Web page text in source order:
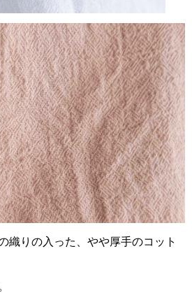
織りの入った、やや厚手のコット